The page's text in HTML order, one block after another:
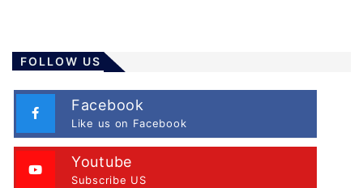
FOLLOW US
Facebook
Like us on Facebook
Youtube
Subscribe US